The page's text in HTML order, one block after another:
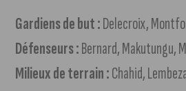
Gardiens de but :Delecroix,
Défenseurs :Bernard, Makutungu,
Milieux de terrain :Chahid,